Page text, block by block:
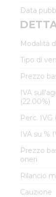
Data
Modalità
Tipo di
Prezzo
IVA
(22.00%)
Perc. IVG
IVA su %
Prezzo
oneri
Rilancio
Cauzione